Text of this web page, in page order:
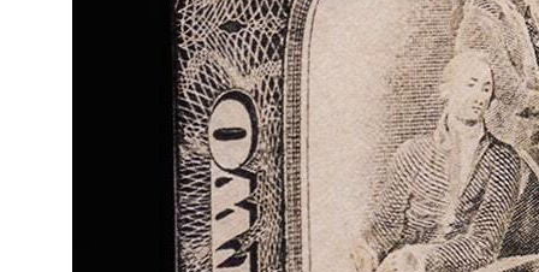
* Принадлежит Мета (Meta Platforms) -
запрещенная в РФ организация
Политика конфиденциальности
Публичная оферта
ОГРНИП: 310860314400048 / ИП Леонтьев А.К.